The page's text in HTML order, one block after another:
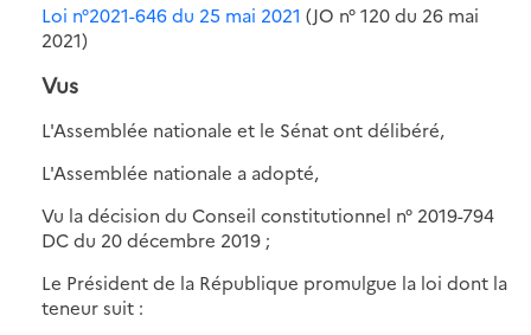
Loi n°2021-646 du 25 mai 2021 (JO n° 120 du 26 mai
2021)
Vus
L'Assemblée nationale et le Sénat ont délibéré,
L'Assemblée nationale a adopté,
Vu la décision du Conseil constitutionnel n° 2019-794
DC du 20 décembre 2019 ;
Le Président de la République promulgue la loi dont la
teneur suit :